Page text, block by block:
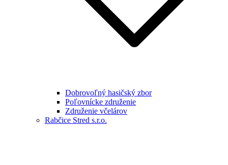
Dobrovoľný hasičský zbor
Poľovnícke združenie
Združenie včelárov
Rabčice Stred s.r.o.